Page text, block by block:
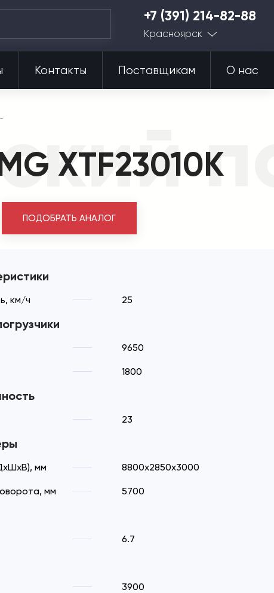
+7 (391) 214-82-88
Красноярск
Контакты Поставщикам О нас
XTF23010K
ПОДОБРАТЬ АНАЛОГ
км/ч 25
9650
1800
23
мм 8800x2850x3000
мм 5700
6.7
3900